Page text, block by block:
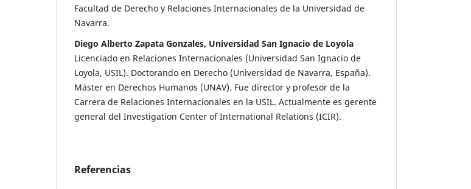
Facultad de Derecho y Relaciones Internacionales de la Universidad de
Navarra.
Diego Alberto Zapata Gonzales, Universidad San Ignacio de Loyola
Licenciado en Relaciones Internacionales (Universidad San Ignacio de
Loyola, USIL). Doctorando en Derecho (Universidad de Navarra, España).
Máster en Derechos Humanos (UNAV). Fue director y profesor de la
Carrera de Relaciones Internacionales en la USIL. Actualmente es gerente
general del Investigation Center of International Relations (ICIR).
Referencias